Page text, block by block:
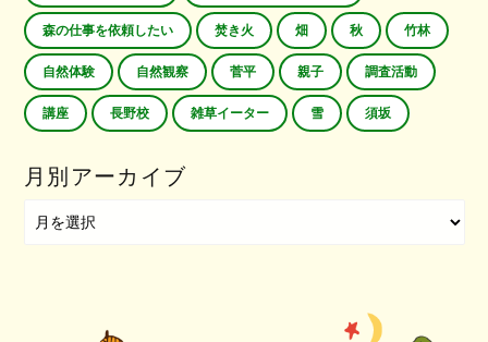
森の仕事を依頼したい 焚き火 畑 秋 竹林
自然体験 自然観察 菅平 親子 調査活動
講座 長野校 雑草イーター 雪 須坂
月別アーカイブ